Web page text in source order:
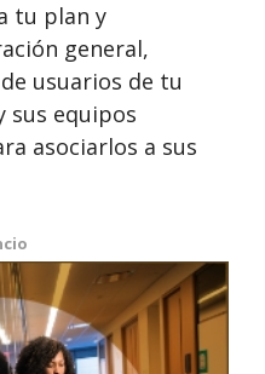
tu plan y
general,
usuarios de tu
sus equipos
asociarlos a sus